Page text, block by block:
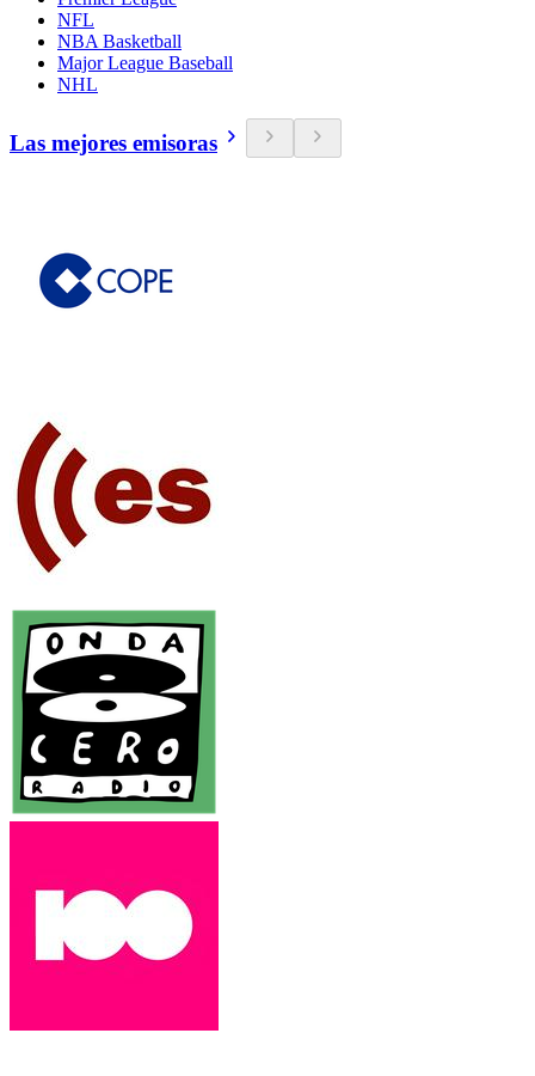
NFL
NBA Basketball
Major League Baseball
NHL
Las mejores emisoras